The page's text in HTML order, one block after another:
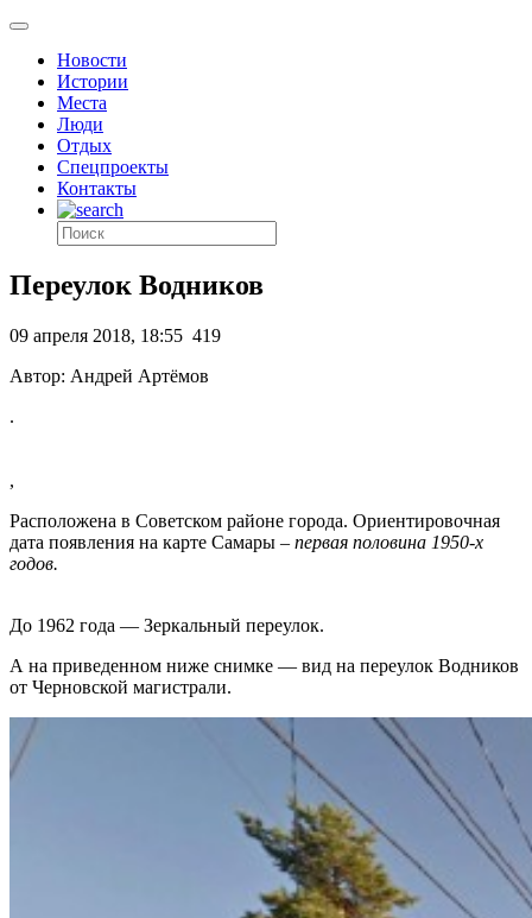
Новости
Истории
Места
Люди
Отдых
Спецпроекты
Контакты
Переулок Водников
09 апреля 2018, 18:55 419
Автор: Андрей Артёмов
.
,
Расположена в Советском районе города. Ориентировочная
дата появления на карте Самары – первая половина 1950-х
годов.
До 1962 года — Зеркальный переулок.
А на приведенном ниже снимке — вид на переулок Водников
от Черновской магистрали.